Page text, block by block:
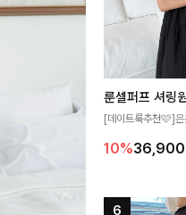
룬셀퍼프 셔링
[데이트룩추천🩷]
성해주는 원피스🤍
즐기기 좋아요
10%36,900